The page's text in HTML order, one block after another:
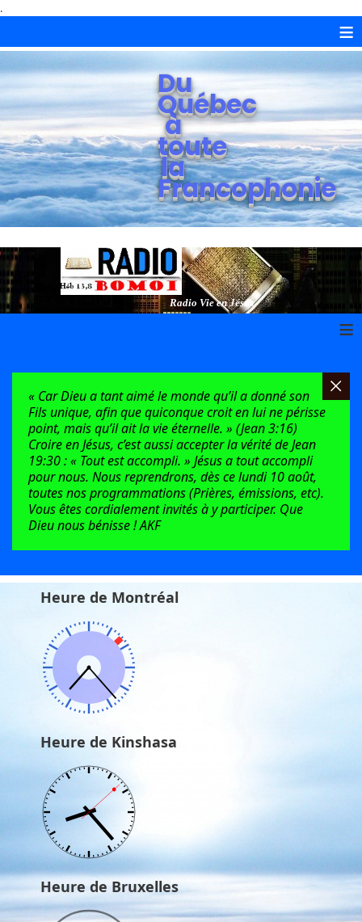
.
≡
Du
Québec
à
toute
la
Francophonie
Radio Vie en Jésus
≡
« Car Dieu a tant aimé le monde qu’il a donné son
Fils unique, afin que quiconque croit en lui ne périsse
point, mais qu’il ait la vie éternelle. » (Jean 3:16)
Croire en Jésus, c’est aussi accepter la vérité de Jean
19:30 : « Tout est accompli. » Jésus a tout accompli
pour nous. Nous reprendrons, dès ce lundi 10 août,
toutes nos programmations (Prières, émissions, etc).
Vous êtes cordialement invités à y participer. Que
Dieu nous bénisse ! AKF
Heure de Montréal
Heure de Kinshasa
Heure de Bruxelles